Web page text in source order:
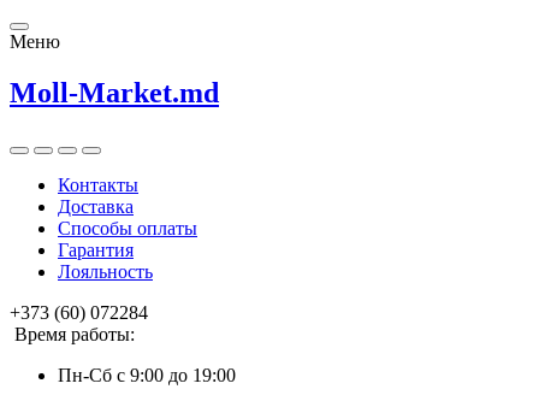
Меню
Moll-Market.md
Контакты
Доставка
Способы оплаты
Гарантия
Лояльность
+373 (60) 072284
Время работы:
Пн-Сб с 9:00 до 19:00